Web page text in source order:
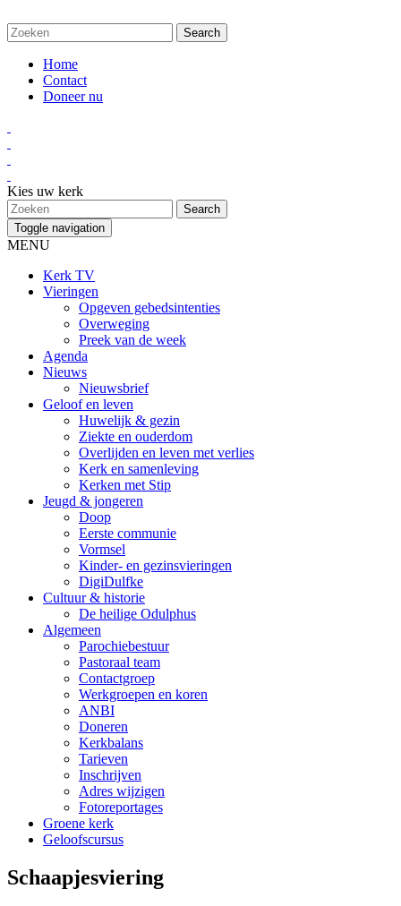
Home
Contact
Doneer nu
Kies uw kerk
Toggle navigation
MENU
Kerk TV
Vieringen
Opgeven gebedsintenties
Overweging
Preek van de week
Agenda
Nieuws
Nieuwsbrief
Geloof en leven
Huwelijk & gezin
Ziekte en ouderdom
Overlijden en leven met verlies
Kerk en samenleving
Kerken met Stip
Jeugd & jongeren
Doop
Eerste communie
Vormsel
Kinder- en gezinsvieringen
DigiDulfke
Cultuur & historie
De heilige Odulphus
Algemeen
Parochiebestuur
Pastoraal team
Contactgroep
Werkgroepen en koren
ANBI
Doneren
Kerkbalans
Tarieven
Inschrijven
Adres wijzigen
Fotoreportages
Groene kerk
Geloofscursus
Schaapjesviering